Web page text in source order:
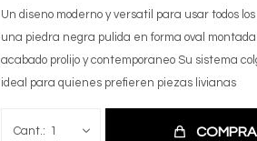
Un diseno moderno y versatil para usar todos
una piedra negra pulida en forma oval
acabado prolijo y contemporaneo Su sistema
ideal para quienes prefieren piezas livianas
1